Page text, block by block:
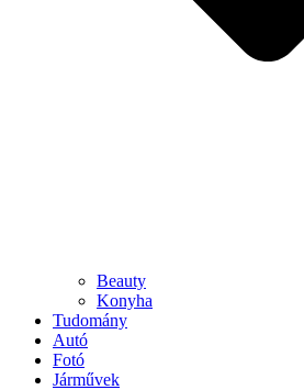
Beauty
Konyha
Tudomány
Autó
Fotó
Járművek